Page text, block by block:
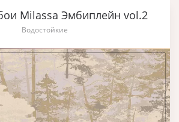
Milassa Эмбиплейн vol.2
Водостойкие